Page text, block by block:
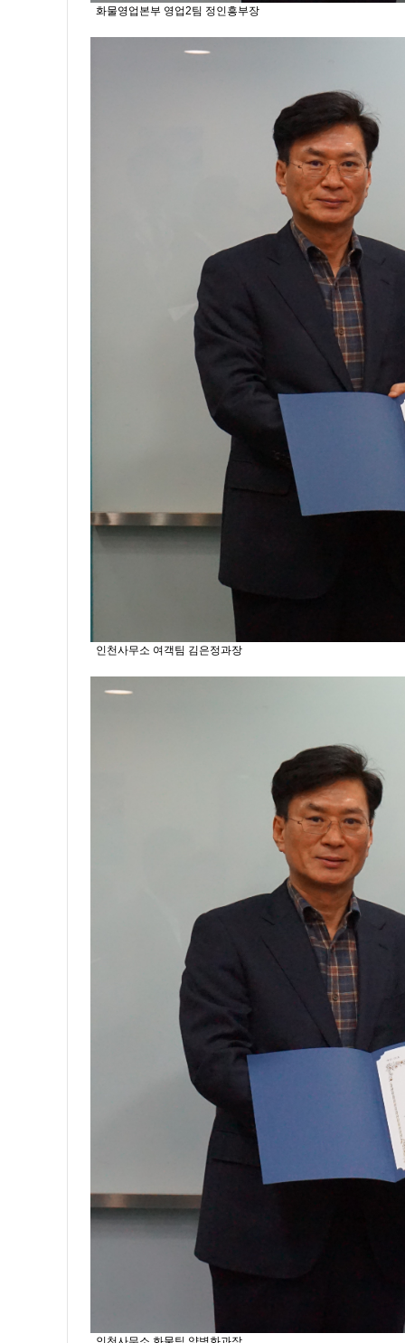
화물영업본부 영업2팀 정인흥부장
인천사무소 여객팀 김은정과장